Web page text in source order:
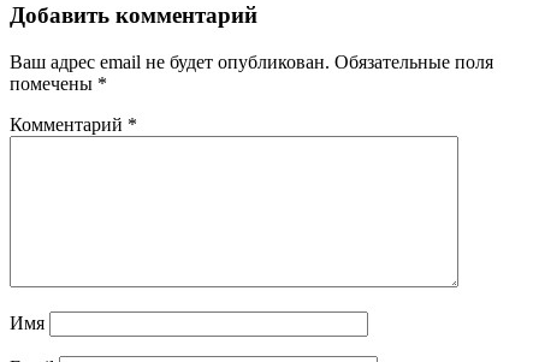
Добавить комментарий
Ваш адрес email не будет опубликован. Обязательные поля
помечены *
Комментарий *
Имя